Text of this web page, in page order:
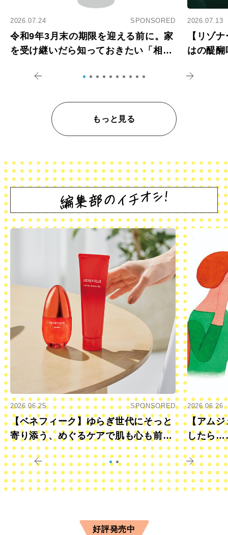
2026.07.24 SPONSORED
令和9年3月末の期限を迎える前に。家
を受け継いだら知っておきたい「相続
2026.07.13
【リゾ
はの醍
もっと見る
2026.06.25 SPONSORED
【ベネフィーク】ゆらぎ世代にそっと
寄り添う、めぐるケアで肌も心も前向
きに
2026.06.26
【アムジ
したら
すか？
好評発売中